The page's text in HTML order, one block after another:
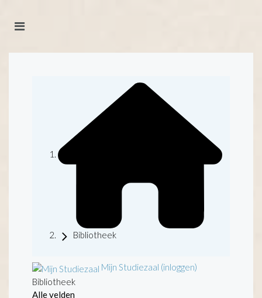
Bibliotheek
Mijn Studiezaal (inloggen)
Bibliotheek
Alle velden